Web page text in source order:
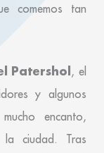
comemos tan
Patershol , el
y algunos
encanto,
la ciudad. Tras